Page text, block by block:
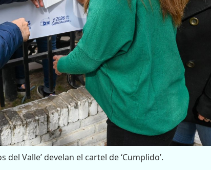
Valle’ develan el cartel de ‘Cumplido’.